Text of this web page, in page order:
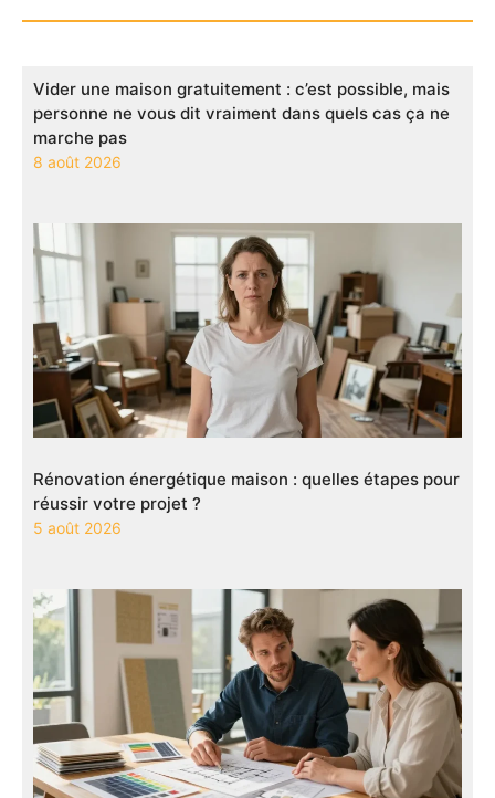
Vider une maison gratuitement : c’est possible, mais
personne ne vous dit vraiment dans quels cas ça ne
marche pas
8 août 2026
Rénovation énergétique maison : quelles étapes pour
réussir votre projet ?
5 août 2026